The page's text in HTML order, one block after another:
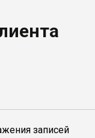
записей